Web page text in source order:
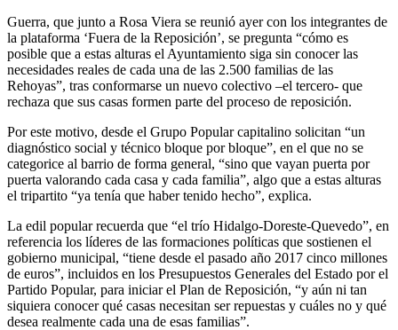
Guerra, que junto a Rosa Viera se reunió ayer con los integrantes de
la plataforma ‘Fuera de la Reposición’, se pregunta “cómo es
posible que a estas alturas el Ayuntamiento siga sin conocer las
necesidades reales de cada una de las 2.500 familias de las
Rehoyas”, tras conformarse un nuevo colectivo –el tercero- que
rechaza que sus casas formen parte del proceso de reposición.
Por este motivo, desde el Grupo Popular capitalino solicitan “un
diagnóstico social y técnico bloque por bloque”, en el que no se
categorice al barrio de forma general, “sino que vayan puerta por
puerta valorando cada casa y cada familia”, algo que a estas alturas
el tripartito “ya tenía que haber tenido hecho”, explica.
La edil popular recuerda que “el trío Hidalgo-Doreste-Quevedo”, en
referencia los líderes de las formaciones políticas que sostienen el
gobierno municipal, “tiene desde el pasado año 2017 cinco millones
de euros”, incluidos en los Presupuestos Generales del Estado por el
Partido Popular, para iniciar el Plan de Reposición, “y aún ni tan
siquiera conocer qué casas necesitan ser repuestas y cuáles no y qué
desea realmente cada una de esas familias”.